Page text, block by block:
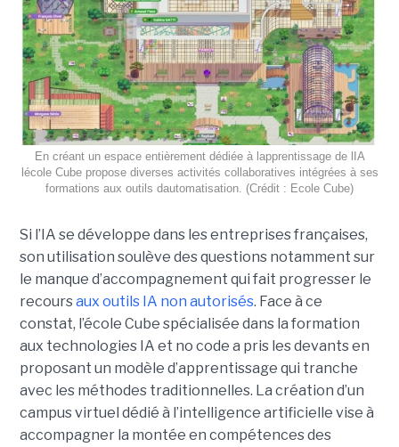
En créant un espace entièrement dédiée à lapprentissage de lIA
lécole Cube propose diverses activités collaboratives intégrées à ses
formations aux outils dautomatisation. (Crédit : Ecole Cube)
Si l’IA se développe dans les entreprises françaises,
son utilisation soulève des questions notamment sur
le manque d’accompagnement qui fait progresser le
recoursaux outils IA non autorisés. Face à ce
constat, l’école Cube spécialisée dans la formation
aux technologies IA et no code a pris les devants en
proposant un modèle d’apprentissage qui tranche
avec les méthodes traditionnelles. La création d’un
campus virtuel dédié à l’intelligence artificielle vise à
accompagner la montée en compétences des